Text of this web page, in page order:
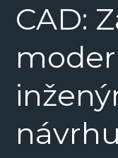
CAD:
návrhu